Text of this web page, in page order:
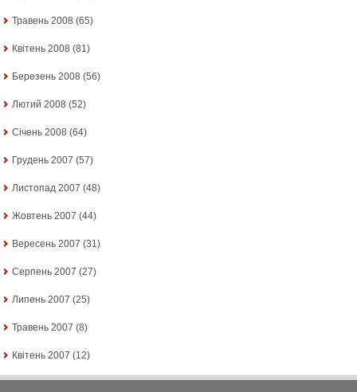
Травень 2008 (65)
Квітень 2008 (81)
Березень 2008 (56)
Лютий 2008 (52)
Січень 2008 (64)
Грудень 2007 (57)
Листопад 2007 (48)
Жовтень 2007 (44)
Вересень 2007 (31)
Серпень 2007 (27)
Липень 2007 (25)
Травень 2007 (8)
Квітень 2007 (12)